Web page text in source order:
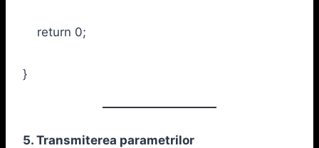
return 0;
}
5. Transmiterea parametrilor